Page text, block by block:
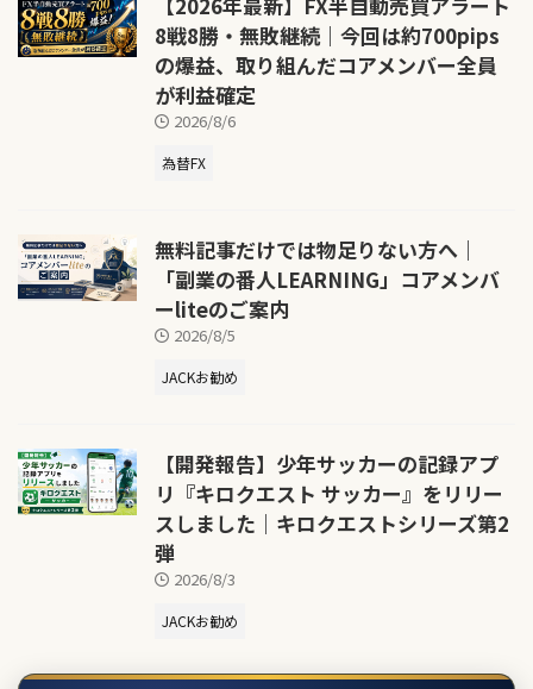
8戦8勝・無敗継続｜今回は約700pips
の爆益、取り組んだコアメンバー全員
が利益確定
2026/8/6
為替FX
無料記事だけでは物足りない方へ｜
「副業の番人LEARNING」コアメンバ
ーliteのご案内
2026/8/5
JACKお勧め
【開発報告】少年サッカーの記録アプ
リ『キロクエスト サッカー』をリリー
スしました｜キロクエストシリーズ第2
弾
2026/8/3
JACKお勧め